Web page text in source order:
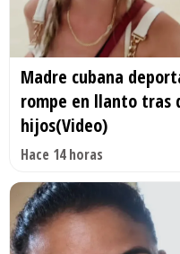
Madre cubana
rompe en llanto tras
hijos(Video)
Hace 14 horas